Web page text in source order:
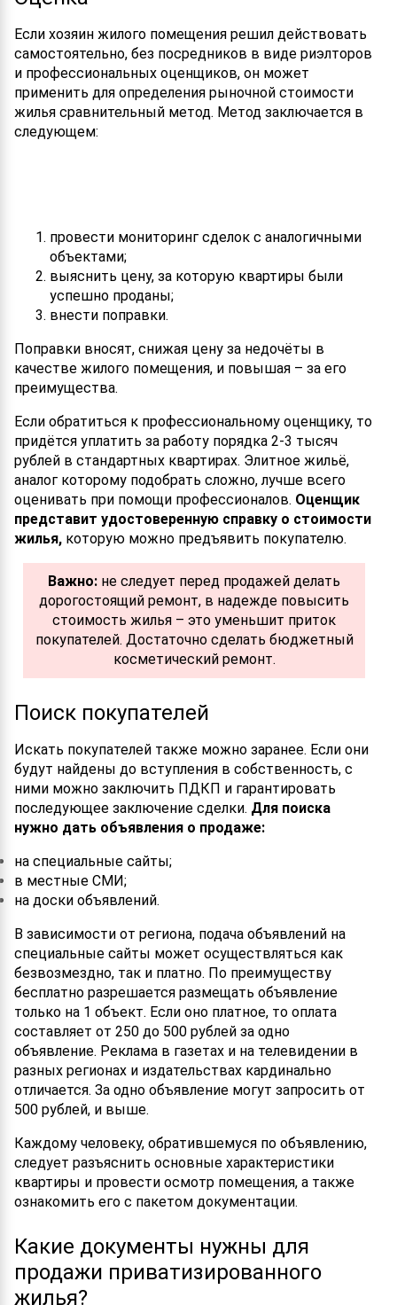
Если хозяин жилого помещения решил действовать
самостоятельно, без посредников в виде риэлторов
и профессиональных оценщиков, он может
применить для определения рыночной стоимости
жилья сравнительный метод. Метод заключается в
следующем:
провести мониторинг сделок с аналогичными
объектами;
выяснить цену, за которую квартиры были
успешно проданы;
внести поправки.
Поправки вносят, снижая цену за недочёты в
качестве жилого помещения, и повышая – за его
преимущества.
Если обратиться к профессиональному оценщику, то
придётся уплатить за работу порядка 2-3 тысяч
рублей в стандартных квартирах. Элитное жильё,
аналог которому подобрать сложно, лучше всего
оценивать при помощи профессионалов. Оценщик
представит удостоверенную справку о стоимости
жилья, которую можно предъявить покупателю.
Важно: не следует перед продажей делать
дорогостоящий ремонт, в надежде повысить
стоимость жилья – это уменьшит приток
покупателей. Достаточно сделать бюджетный
косметический ремонт.
Поиск покупателей
Искать покупателей также можно заранее. Если они
будут найдены до вступления в собственность, с
ними можно заключить ПДКП и гарантировать
последующее заключение сделки. Для поиска
нужно дать объявления о продаже:
на специальные сайты;
в местные СМИ;
на доски объявлений.
В зависимости от региона, подача объявлений на
специальные сайты может осуществляться как
безвозмездно, так и платно. По преимуществу
бесплатно разрешается размещать объявление
только на 1 объект. Если оно платное, то оплата
составляет от 250 до 500 рублей за одно
объявление. Реклама в газетах и на телевидении в
разных регионах и издательствах кардинально
отличается. За одно объявление могут запросить от
500 рублей, и выше.
Каждому человеку, обратившемуся по объявлению,
следует разъяснить основные характеристики
квартиры и провести осмотр помещения, а также
ознакомить его с пакетом документации.
Какие документы нужны для
продажи приватизированного
жилья?